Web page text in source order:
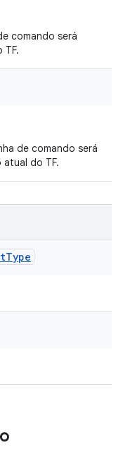
comando será
TF.
de comando será
do TF.
Type